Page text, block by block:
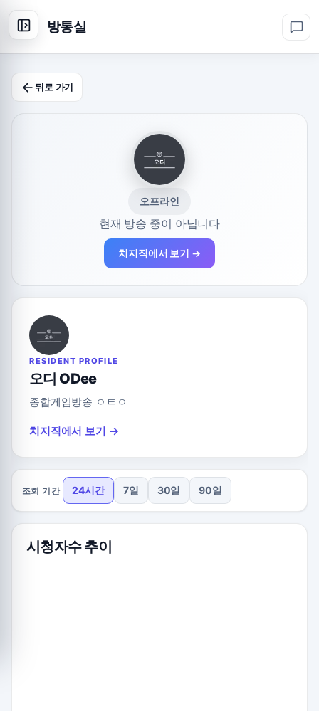
방통실
뒤로 가기
오프라인
현재 방송 중이 아닙니다
치지직에서 보기 →
RESIDENT PROFILE
오디 ODee
종합게임방송 ㅇㅌㅇ
치지직에서 보기 →
조회 기간 24시간 7일 30일 90일
시청자수 추이